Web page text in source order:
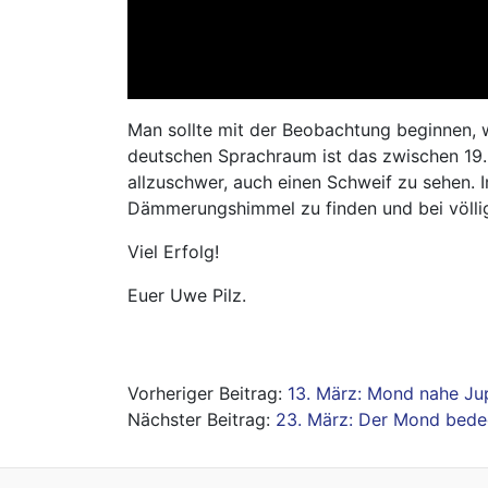
Man sollte mit der Beobachtung
deutschen Sprachraum ist das zwischen
allzuschwer, auch einen Schweif zu
Dämmerungshimmel zu finden und bei
Viel Erfolg!
Euer Uwe Pilz.
Beitragsnavigation
13. März: Mond nahe
23. März: Der Mond